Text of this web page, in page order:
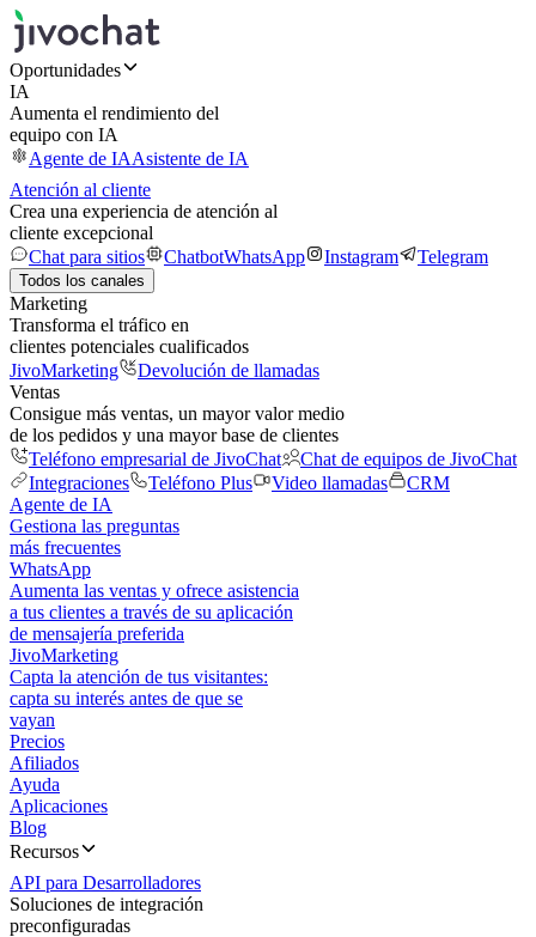
Oportunidades
IA
Aumenta el rendimiento del
equipo con IA
Agente de IAAsistente de IA
Atención al cliente
Crea una experiencia de atención al
cliente excepcional
Chat para sitios
ChatbotWhatsApp Instagram Telegram
Todos los canales
Marketing
Transforma el tráfico en
clientes potenciales cualificados
JivoMarketing
Devolución de llamadas
Ventas
Consigue más ventas, un mayor valor medio
de los pedidos y una mayor base de clientes
Teléfono empresarial de JivoChat
Chat de equipos de JivoChat
Integraciones
Teléfono Plus Video llamadas
CRM
Agente de IA
Gestiona las preguntas
más frecuentes
WhatsApp
Aumenta las ventas y ofrece asistencia
a tus clientes a través de su aplicación
de mensajería preferida
JivoMarketing
Capta la atención de tus visitantes:
capta su interés antes de que se
vayan
Precios
Afiliados
Ayuda
Aplicaciones
Blog
Recursos
API para Desarrolladores
Soluciones de integración
preconfiguradas